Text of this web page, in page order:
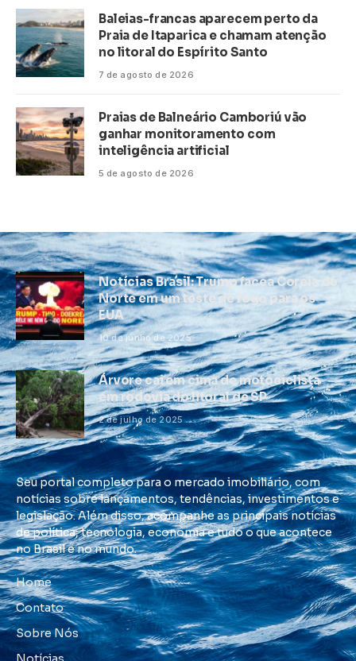
Baleias-francas aparecem perto da
Praia de Itaparica e chamam atenção
no litoral do Espírito Santo
7 de agosto de 2026
Praias de Balneário Camboriú vão
ganhar monitoramento com
inteligência artificial
5 de agosto de 2026
Notícias Brasil: Trump facea Coreia do
Norte em um teste de fogo para os
EUA
10 de junho de 2025
Árvore cai em cima de motociclista
em rodovia do litoral de SP
2 de julho de 2025
Seu portal completo para o mercado imobiliário, com
notícias sobre lançamentos, tendências, investimentos e
legislação. Além disso, acompanhe as principais notícias
de política, tecnologia, economia e tudo o que acontece
no Brasil e no mundo.
Home
Contato
Sobre Nós